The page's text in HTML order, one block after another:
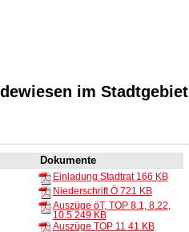
im Stadtgebiet
Dokumente
Einladung Stadtrat 166 KB
Niederschrift Ö 721 KB
Auszüge öT, TOP 8.1, 8.22,
10.5 249 KB
Auszüge TOP 11 41 KB